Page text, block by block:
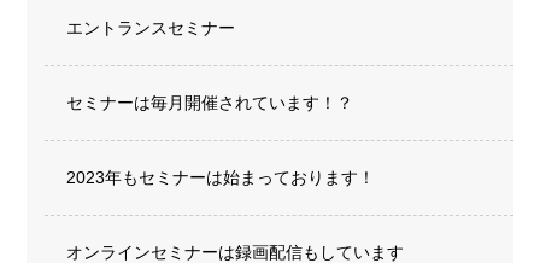
エントランスセミナー
セミナーは毎月開催されています！？
2023年もセミナーは始まっております！
オンラインセミナーは録画配信もしています